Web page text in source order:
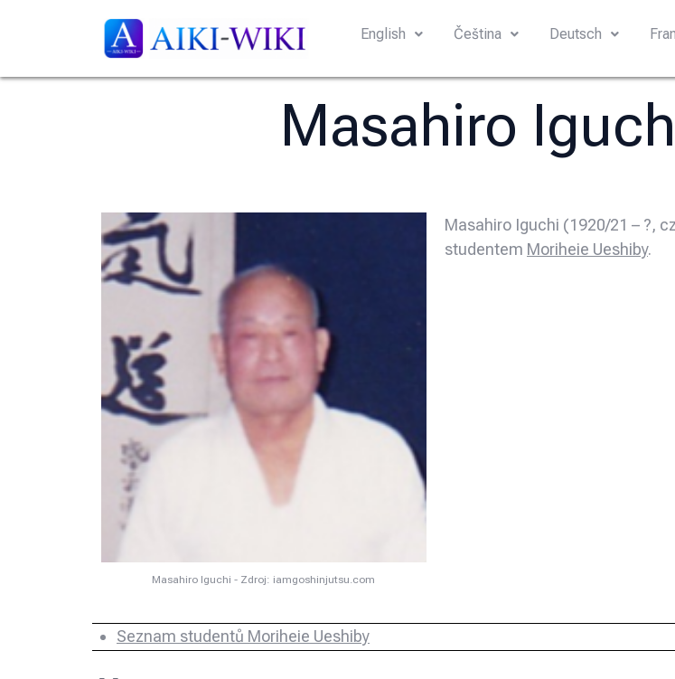
English Čeština Deutsch
Masahiro
Masahiro Iguchi - Zdroj: iamgoshinjutsu.com
Masahiro Iguchi (1920/21 – ?,
studentem Moriheie Ueshiby.
Seznam studentů Moriheie Ueshiby